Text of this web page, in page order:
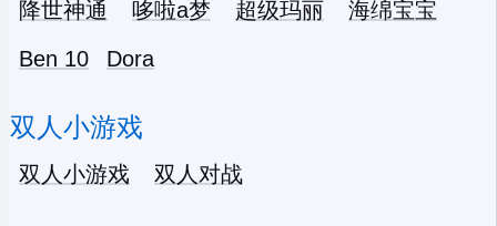
降世神通
哆啦a梦 超级玛丽
海绵宝宝
Ben 10
Dora
双人小游戏
双人小游戏 双人对战